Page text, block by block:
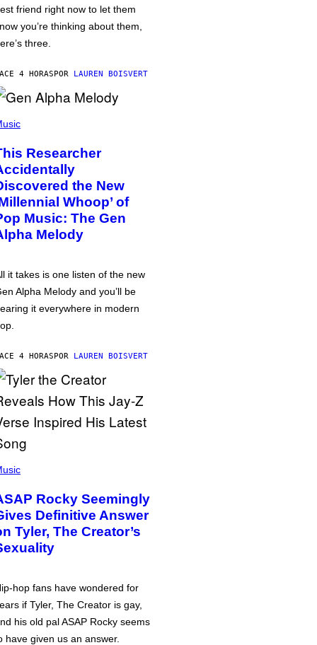
friend right now to let them
you’re thinking about them,
three.
4 HORASPOR LAUREN BOISVERT
Researcher
the New
Whoop’ of
Music: The Gen
Melody
it takes is one listen of the new
Alpha Melody and you’ll be
it everywhere in modern
4 HORASPOR LAUREN BOISVERT
Rocky Seemingly
Definitive Answer
Tyler, The Creator’s
hop fans have wondered for
if Tyler, The Creator is gay,
his old pal ASAP Rocky seems
have given us an answer.